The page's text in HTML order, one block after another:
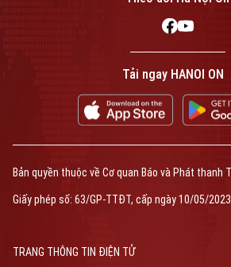
Tải ngay HANOI ON
Bản quyền thuộc về Cơ quan Báo và Phát thanh
Giấy phép số: 63/GP-TTĐT, cấp ngày 10/05/2023
TRANG THÔNG TIN ĐIỆN TỬ